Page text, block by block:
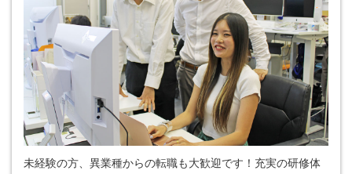
未経験の方、異業種からの転職も大歓迎です！充実の研修体